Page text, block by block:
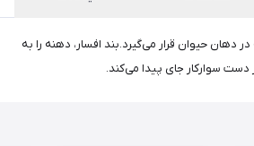
حیوان قرار می‌گیرد.بند افسار، دهنه را به
سوارکار جای پیدا می‌کند.